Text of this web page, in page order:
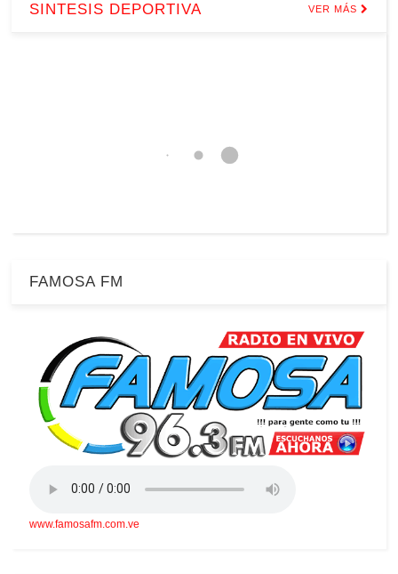
SINTESIS DEPORTIVA VER MÁS
FAMOSA FM
www.famosafm.com.ve